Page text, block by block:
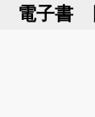
電子書